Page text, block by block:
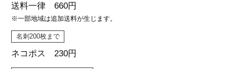
送料一律 660円
※一部地域は追加送料が生じます。
名刺200枚まで
ネコポス 230円